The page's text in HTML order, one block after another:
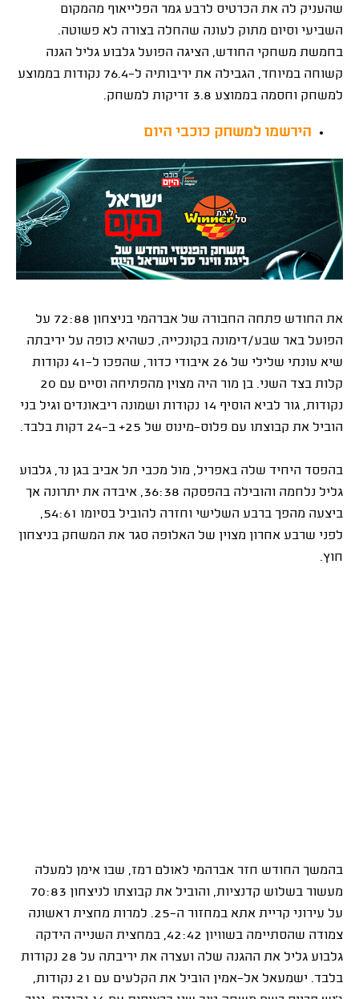
שהעניק לה את הכרטיס לרבע גמר הפלייאוף מהמקום
השביעי וסיום מתוק לעונה שהחלה בצורה לא פשוטה.
בחמשת משחקי החודש, הציגה הפועל גלבוע גליל הגנה
קשוחה במיוחד, הגבילה את יריבותיה ל-76.4 נקודות בממוצע
למשחק וחסמה בממוצע 3.8 זריקות למשחק.
הירשמו למשחק כוכבי היום
את החודש פתחה החבורה של אברהמי בניצחון 72:88 על
הפועל באר שבע/דימונה בקונכייה, כשהיא כופה על יריבתה
שיא עונתי שלילי של 26 איבודי כדור, שהפכו ל-41 נקודות
קלות בצד השני. בן מור היה מצוין מהפתיחה וסיים עם 20
נקודות, גור לביא הוסיף 14 נקודות ושמונה ריבאונדים וגיל בני
הוביל את קבוצתו עם פלוס-מינוס של 25+ ב-24 דקות בלבד.
בהפסד היחיד שלה באפריל, מול מכבי תל אביב בגן נר, גלבוע
גליל נלחמה והובילה בהפסקה 36:38, איבדה את יתרונה אך
ביצעה מהפך ברבע השלישי וחזרה להוביל בסיומו 54:61,
לפני שרבע אחרון מצוין של האלופה סגר את המשחק בניצחון
חוץ.
בהמשך החודש חזר אברהמי לאולם רמז, שבו אימן למעלה
מעשור בשלוש קדנציות, והוביל את קבוצתו לניצחון 70:83
על עירוני קריית אתא במחזור ה-25. למרות מחצית ראשונה
צמודה שהסתיימה בשוויון 42:42, במחצית השנייה הידקה
גלבוע גליל את ההגנה שלה ועצרה את יריבתה על 28 נקודות
בלבד. ישמעאל אל-אמין הוביל את הקלעים עם 21 נקודות,